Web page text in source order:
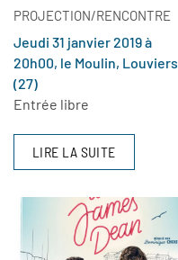
PROJECTION/RENCONTRE
Jeudi 31 janvier 2019 à
20h00, le Moulin, Louviers
(27)
Entrée libre
LIRE LA SUITE